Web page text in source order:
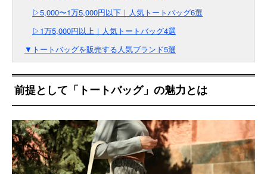
▷5,000〜1万5,000円以下｜人気トートバッグ6選
▷1万5,000円以上｜人気トートバッグ4選
▼トートバッグを販売する人気ブランド5選
前提として「トートバッグ」の魅力とは